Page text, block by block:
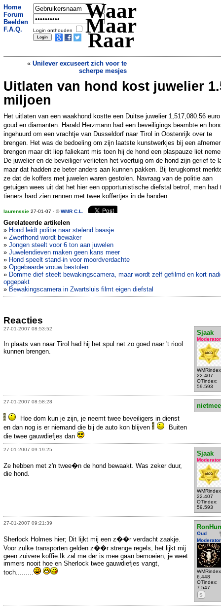
Home
Forum
Beelden
F.A.Q.
Login onthouden
Waar
Maar
Raar
« Unilever excuseert zich voor te
scherpe mesjes
Man hangt hond vast aan muur »
Uitlaten van hond kost juwelier
miljoen
Het uitlaten van een waakhond kostte een Duitse juwelier 1,517,080.56
goud en diamanten. Harald Herzmann had een beveiligings beambte en
ingehuurd om een vrachtje van Dusseldorf naar Tirol in Oostenrijk over te
brengen. Het was de bedoeling om zijn laatste kunstwerkjes bij een
brengen maar dit liep faliekant mis toen hij de hond een plaspauze liet
De juwelier en de beveiliger verlieten het voertuig om de hond zijn gerief te
maar dat hadden ze beter anders aan kunnen pakken. Bij terugkomst
ze dat de koffers met juwelen waren gestolen. Navraag van de politie aan
getuigen wees uit dat het hier een opportunistische diefstal betrof, men had
tieners hard zien rennen met twee koffertjes in de handen.
laurenssie 27-01-07 - ©WMR C.L.
Gerelateerde artikelen
» Hond leidt politie naar stelend baasje
» Zwerfhond wordt bewaker
» Jongen steelt voor 6 ton aan juwelen
» Juwelendieven maken geen kans meer
» Hond speelt stand-in voor moordverdachte
» Opgebaarde vrouw bestolen
» Domme dief steelt bewakingscamera, maar wordt zelf gefilmd en kort
opgepakt
» Bewakingscamera in Zwartsluis filmt eigen diefstal
Reacties
27-01-2007 08:53:52
Sjaak
Moderator
22.407
OTindex:
59.593
In plaats van naar Tirol had hij het spul net zo goed naar 't riool
kunnen brengen.
27-01-2007 08:58:28
Hoe dom kun je zijn, je neemt twee beveiligers in dienst
en dan nog is er niemand die bij de auto kon blijven
Buiten
die twee gauwdiefjes dan
27-01-2007 09:19:25
Sjaak
Moderator
22.407
OTindex:
59.593
Ze hebben met z'n twee�n de hond bewaakt. Was zeker duur,
die hond.
27-01-2007 09:21:39
Oud
Moderator
6.448
OTindex:
7.547
S
Sherlock Holmes hier; Dit lijkt mij een z��r verdacht zaakje.
Voor zulke transporten gelden z��r strenge regels, het lijkt mij
geen zuivere koffie.Ik zal me der is mee gaan bemoeien, je weet
immers nooit hoe en Sherlock twee gauwdiefjes vangt,
toch.........